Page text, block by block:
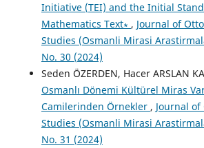
Initiative (TEI) and the Initial
Mathematics Text∗ , Journal of
Studies (Osmanli Mirasi
No. 30 (2024)
Seden ÖZERDEN, Hacer ARSLAN
Osmanlı Dönemi Kültürel Miras
Camilerinden Örnekler , Journal
Studies (Osmanli Mirasi
No. 31 (2024)